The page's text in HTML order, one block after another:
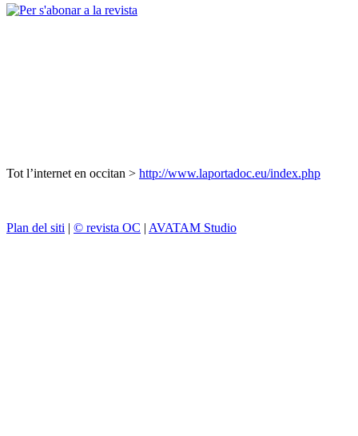
Tot l’internet en occitan > http://www.laportadoc.eu/index.php
Plan del siti | © revista OC | AVATAM Studio